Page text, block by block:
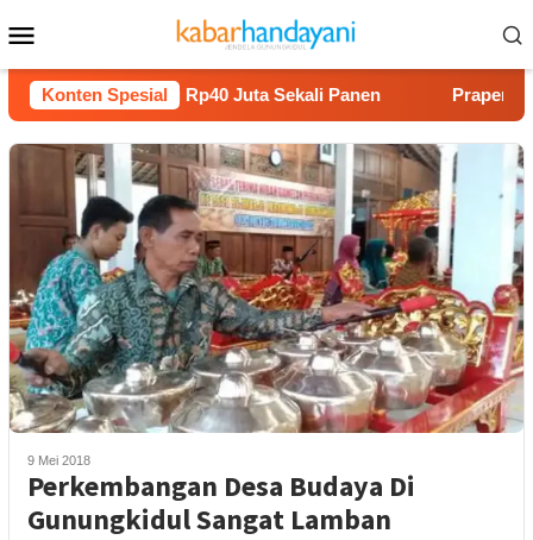
ke
kontenMobile
Konten Spesial
Untung Rp40 Juta Sekali Panen Praperadilan
9 Mei 2018
Perkembangan Desa Budaya Di
Gunungkidul Sangat Lamban